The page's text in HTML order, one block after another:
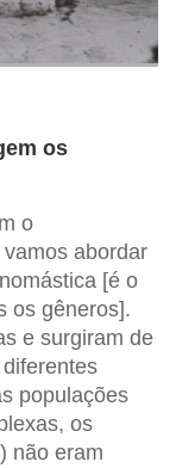
os
o
abordar
[é o
os gêneros].
e surgiram de
populações
os
não eram